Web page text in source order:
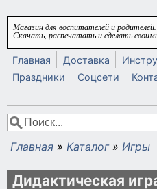
Перейти к основному
Магазин для воспитателей и
Скачать, распечатать и сделать
Главная Доставка
Праздники
Соцсети
Форма поиска
Поиск
Вы здесь
Главная » Каталог » Игры
Дидактическая